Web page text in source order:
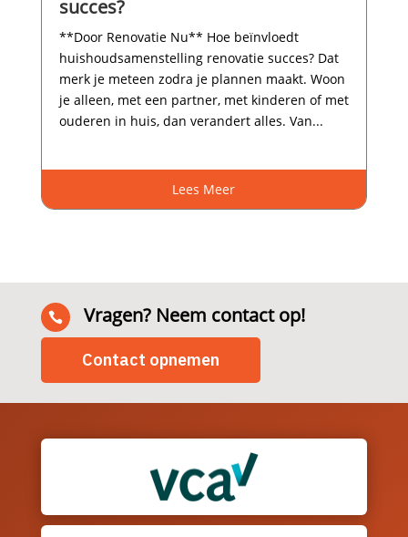
succes?
**Door Renovatie Nu** Hoe beïnvloedt
huishoudsamenstelling renovatie succes? Dat
merk je meteen zodra je plannen maakt.​ Woon
je alleen, met een partner, met kinderen of met
ouderen in huis, dan verandert alles.​ Van...
Lees Meer
 Vragen? Neem contact op!
Contact opnemen